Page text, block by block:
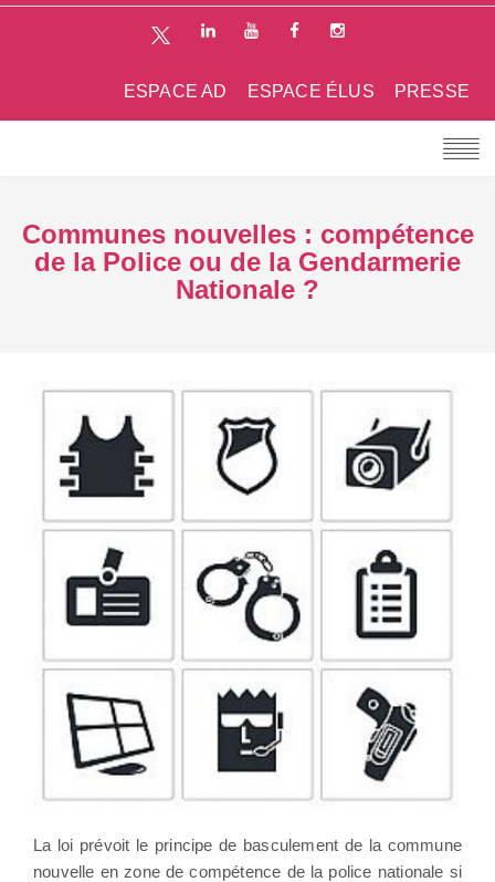
PRESSE
ESPACE ÉLUS
ESPACE AD
Communes nouvelles : compétence
de la Police ou de la Gendarmerie
Nationale ?
La loi prévoit le principe de basculement de la commune
nouvelle en zone de compétence de la police nationale si